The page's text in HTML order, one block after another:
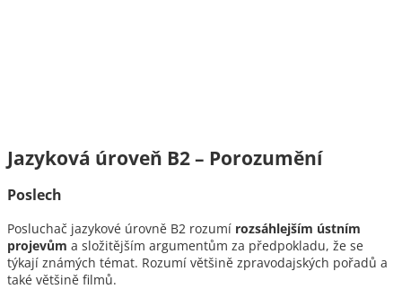
Jazyková úroveň B2 – Porozumění
Poslech
Posluchač jazykové úrovně B2 rozumí rozsáhlejším ústním
projevům a složitějším argumentům za předpokladu, že se
týkají známých témat. Rozumí většině zpravodajských pořadů a
také většině filmů.